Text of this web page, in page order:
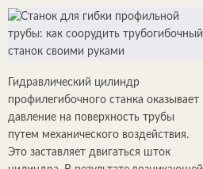
Гидравлический цилиндр
профилегибочного станка оказывает
давление на поверхность трубы
путем механического воздействия.
Это заставляет двигаться шток